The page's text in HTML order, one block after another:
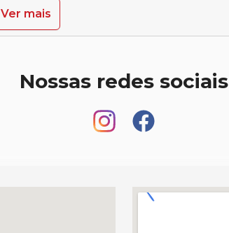
Ver mais
Nossas redes sociais